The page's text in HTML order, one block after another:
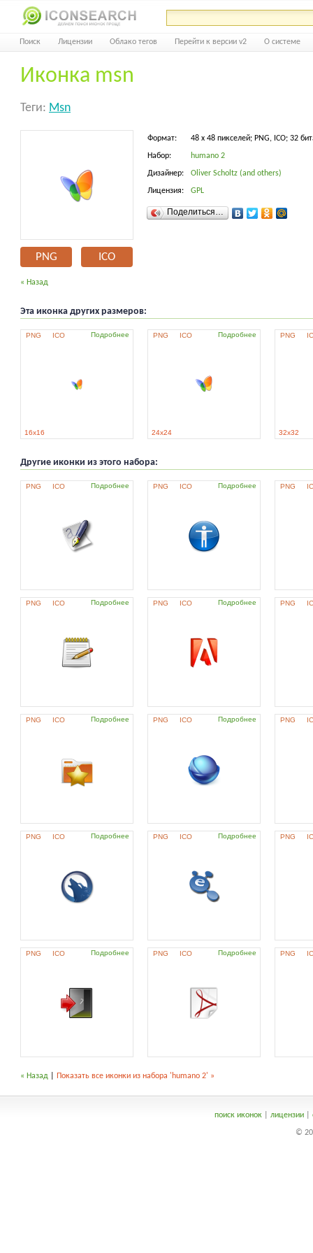
Поиск Лицензии Облако тегов Перейти к версии v2 О системе
Иконка msn
Теги: Msn
PNG ICO
Формат: 48 x 48 пикселей; PNG, ICO; 32
Набор: humano 2
Дизайнер: Oliver Scholtz (and others)
Лицензия: GPL
Поделиться…
« Назад
Эта иконка других размеров:
PNG ICO Подробнее
16x16
PNG ICO Подробнее
24x24
PNG
32x32
Другие иконки из этого набора:
PNG ICO Подробнее PNG ICO Подробнее PNG
PNG ICO Подробнее PNG ICO Подробнее PNG
PNG ICO Подробнее PNG ICO Подробнее PNG
PNG ICO Подробнее PNG ICO Подробнее PNG
PNG ICO Подробнее PNG ICO Подробнее PNG
« Назад Показать все иконки из набора 'humano 2' »
поиск иконок| лицензии|
©